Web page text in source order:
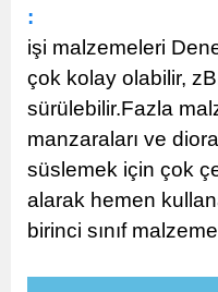
:
işi malzemeleri
çok kolay olabilir,
sürülebilir.Fazla
manzaraları ve
süslemek için çok
alarak hemen
birinci sınıf